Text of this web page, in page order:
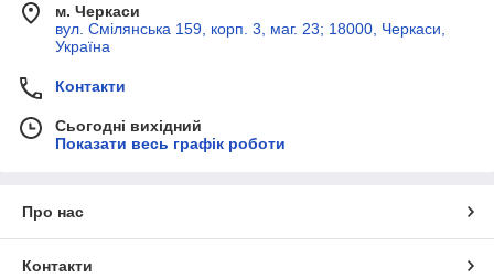
м. Черкаси
вул. Смілянська 159, корп. 3, маг. 23; 18000, Черкаси,
Україна
Контакти
Сьогодні вихідний
Показати весь графік роботи
Про нас
Контакти